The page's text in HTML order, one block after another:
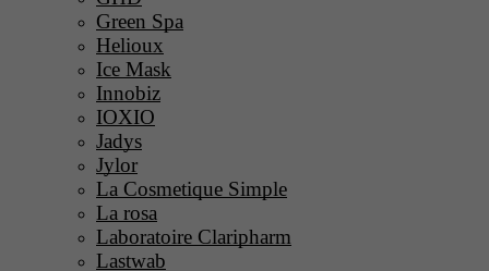
Green Spa
Helioux
Ice Mask
Innobiz
IOXIO
Jadys
Jylor
La Cosmetique Simple
La rosa
Laboratoire Claripharm
Lastwab